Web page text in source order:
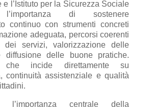
e l’Istituto per la Sicurezza Sociale
l’importanza di sostenere
continuo con strumenti concreti
adeguata, percorsi coerenti
servizi, valorizzazione delle
diffusione delle buone pratiche.
incide direttamente su
continuità assistenziale e qualità
l’importanza centrale della